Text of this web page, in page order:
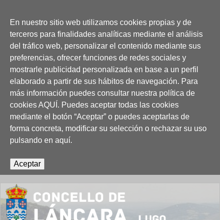
En nuestro sitio web utilizamos cookies propias y de
terceros para finalidades analíticas mediante el análisis
del tráfico web, personalizar el contenido mediante sus
preferencias, ofrecer funciones de redes sociales y
mostrarle publicidad personalizada en base a un perfil
elaborado a partir de sus hábitos de navegación. Para
más información puedes consultar nuestra política de
cookiesAQUÍ . Puedes aceptar todas las cookies
mediante el botón “Aceptar” o puedes aceptarlas de
forma concreta, modificar su selección o rechazar su uso
pulsando en aquí.